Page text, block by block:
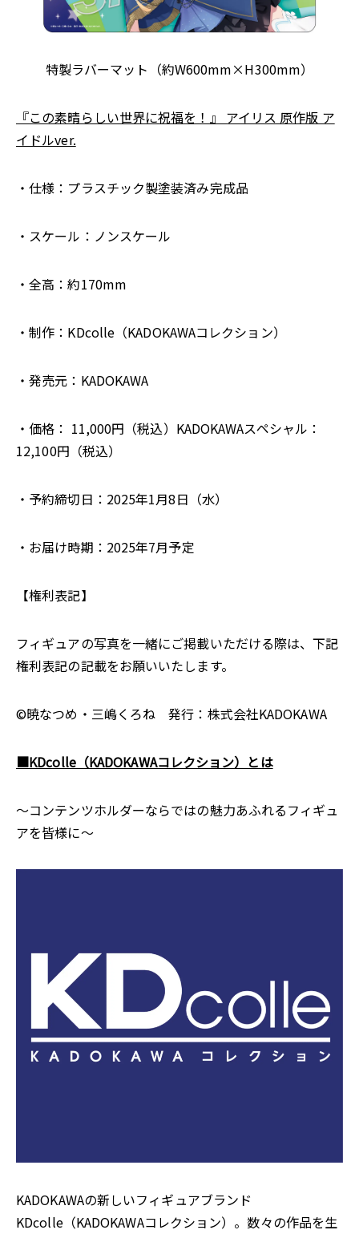
特製ラバーマット（約W600mm×H300mm）
『この素晴らしい世界に祝福を！』 アイリス 原作版 ア
イドルver.
・仕様：プラスチック製塗装済み完成品
・スケール：ノンスケール
・全高：約170mm
・制作：KDcolle（KADOKAWAコレクション）
・発売元：KADOKAWA
・価格： 11,000円（税込）KADOKAWAスペシャル：
12,100円（税込）
・予約締切日：2025年1月8日（水）
・お届け時期：2025年7月予定
【権利表記】
フィギュアの写真を一緒にご掲載いただける際は、下記
権利表記の記載をお願いいたします。
©暁なつめ・三嶋くろね 発行：株式会社KADOKAWA
■KDcolle（KADOKAWAコレクション）とは
～コンテンツホルダーならではの魅力あふれるフィギュ
アを皆様に～
KADOKAWAの新しいフィギュアブランド
KDcolle（KADOKAWAコレクション）。数々の作品を生